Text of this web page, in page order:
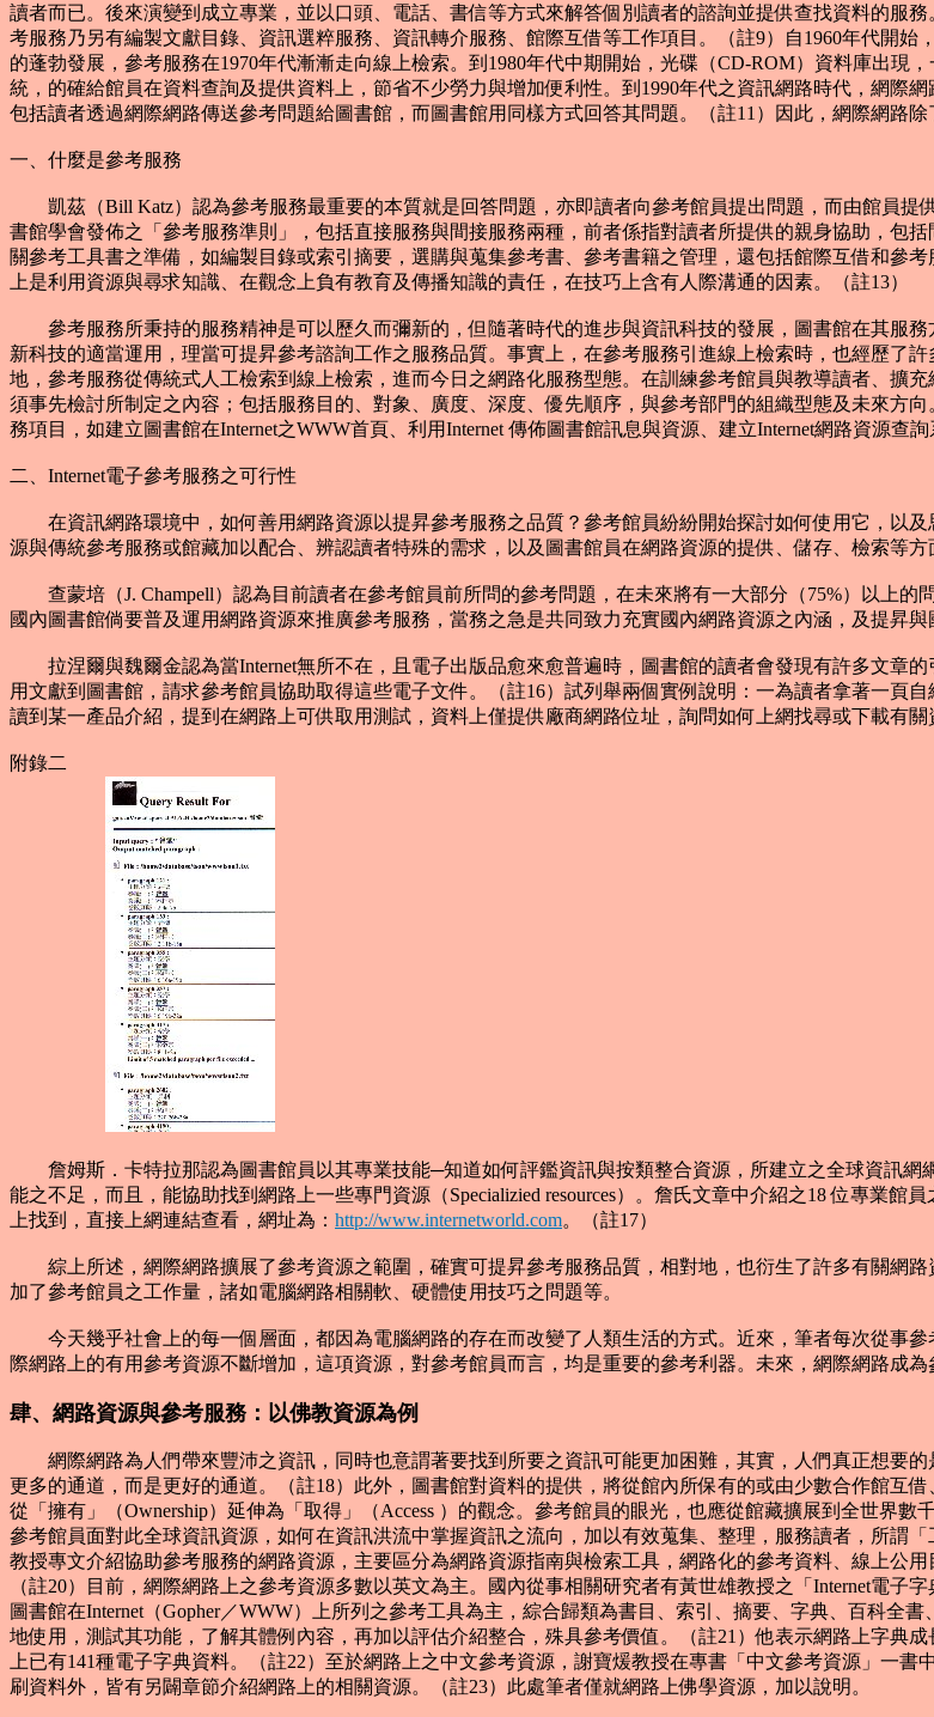
讀者而已。後來演變到成立專業，並以口頭、電話、書信等方式來解答個別讀者的諮詢並提供查找資料的服
考服務乃另有編製文獻目錄、資訊選粹服務、資訊轉介服務、館際互借等工作項目。（註9）自1960年代開
的蓬勃發展，參考服務在1970年代漸漸走向線上檢索。到1980年代中期開始，光碟（CD-ROM）資料庫出現
統，的確給館員在資料查詢及提供資料上，節省不少勞力與增加便利性。到1990年代之資訊網路時代，網際
包括讀者透過網際網路傳送參考問題給圖書館，而圖書館用同樣方式回答其問題。（註11）因此，網際網路
一、什麼是參考服務
凱茲（Bill Katz）認為參考服務最重要的本質就是回答問題，亦即讀者向參考館員提出問題，而由館員提
書館學會發佈之「參考服務準則」，包括直接服務與間接服務兩種，前者係指對讀者所提供的親身協助，包
關參考工具書之準備，如編製目錄或索引摘要，選購與蒐集參考書、參考書籍之管理，還包括館際互借和參
上是利用資源與尋求知識、在觀念上負有教育及傳播知識的責任，在技巧上含有人際溝通的因素。（註13）
參考服務所秉持的服務精神是可以歷久而彌新的，但隨著時代的進步與資訊科技的發展，圖書館在其服
新科技的適當運用，理當可提昇參考諮詢工作之服務品質。事實上，在參考服務引進線上檢索時，也經歷了
地，參考服務從傳統式人工檢索到線上檢索，進而今日之網路化服務型態。在訓練參考館員與教導讀者、擴
須事先檢討所制定之內容；包括服務目的、對象、廣度、深度、優先順序，與參考部門的組織型態及未來方
務項目，如建立圖書館在Internet之WWW首頁、利用Internet 傳佈圖書館訊息與資源、建立Internet網路資源查
二、Internet電子參考服務之可行性
在資訊網路環境中，如何善用網路資源以提昇參考服務之品質？參考館員紛紛開始探討如何使用它，以
源與傳統參考服務或館藏加以配合、辨認讀者特殊的需求，以及圖書館員在網路資源的提供、儲存、檢索等方
查蒙培（J. Champell）認為目前讀者在參考館員前所問的參考問題，在未來將有一大部分（75%）以上的
國內圖書館倘要普及運用網路資源來推廣參考服務，當務之急是共同致力充實國內網路資源之內涵，及提昇與
拉涅爾與魏爾金認為當Internet無所不在，且電子出版品愈來愈普遍時，圖書館的讀者會發現有許多文章的
用文獻到圖書館，請求參考館員協助取得這些電子文件。（註16）試列舉兩個實例說明：一為讀者拿著一頁
讀到某一產品介紹，提到在網路上可供取用測試，資料上僅提供廠商網路位址，詢問如何上網找尋或下載有關
附錄二
詹姆斯．卡特拉那認為圖書館員以其專業技能─知道如何評鑑資訊與按類整合資源，所建立之全球資訊網
能之不足，而且，能協助找到網路上一些專門資源（Specializied resources）。詹氏文章中介紹之18 位專業館
上找到，直接上網連結查看，網址為： http://www.internetworld.com。（註17）
綜上所述，網際網路擴展了參考資源之範圍，確實可提昇參考服務品質，相對地，也衍生了許多有關網
加了參考館員之工作量，諸如電腦網路相關軟、硬體使用技巧之問題等。
今天幾乎社會上的每一個層面，都因為電腦網路的存在而改變了人類生活的方式。近來，筆者每次從事
際網路上的有用參考資源不斷增加，這項資源，對參考館員而言，均是重要的參考利器。未來，網際網路成
肆、網路資源與參考服務：以佛教資源為例
網際網路為人們帶來豐沛之資訊，同時也意謂著要找到所要之資訊可能更加困難，其實，人們真正想要
更多的通道，而是更好的通道。（註18）此外，圖書館對資料的提供，將從館內所保有的或由少數合作館互
從「擁有」（Ownership）延伸為「取得」（Access ）的觀念。參考館員的眼光，也應從館藏擴展到全世界
參考館員面對此全球資訊資源，如何在資訊洪流中掌握資訊之流向，加以有效蒐集、整理，服務讀者，所謂
教授專文介紹協助參考服務的網路資源，主要區分為網路資源指南與檢索工具，網路化的參考資料、線上公
（註20）目前，網際網路上之參考資源多數以英文為主。國內從事相關研究者有黃世雄教授之「Internet電子
圖書館在Internet（Gopher／WWW）上所列之參考工具為主，綜合歸類為書目、索引、摘要、字典、百科全
地使用，測試其功能，了解其體例內容，再加以評估介紹整合，殊具參考價值。（註21）他表示網路上字典
上已有141種電子字典資料。（註22）至於網路上之中文參考資源，謝寶煖教授在專書「中文參考資源」一
刷資料外，皆有另闢章節介紹網路上的相關資源。（註23）此處筆者僅就網路上佛學資源，加以說明。